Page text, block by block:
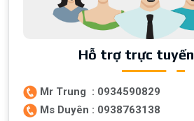
Hỗ trợ trực
Mr Trung : 0934590829
Ms Duyên : 0938763138